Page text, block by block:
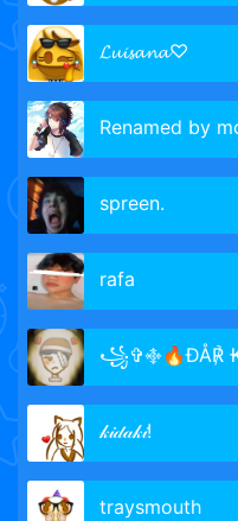
𝓛𝓾𝓲𝓼𝓪𝓷𝓪♡
Renamed by
spreen.
rafa
꧁✞࿇🔥ÐÅ℟
𝓀𝒾𝒹𝒶𝓀𝒾!
traysmouth